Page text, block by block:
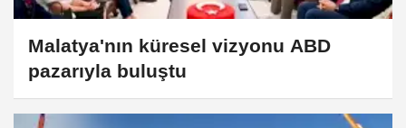
Malatya'nın küresel vizyonu ABD
pazarıyla buluştu